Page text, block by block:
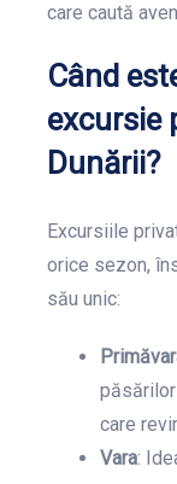
care caută
Când
excursie
Dunării?
Excursiile
orice sezon,
său unic:
care
Vara: